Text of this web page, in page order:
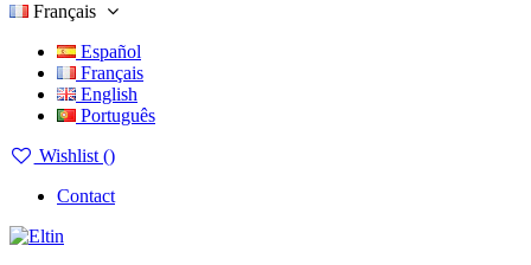
Français
Español
Français
English
Português
Wishlist ()
Contact